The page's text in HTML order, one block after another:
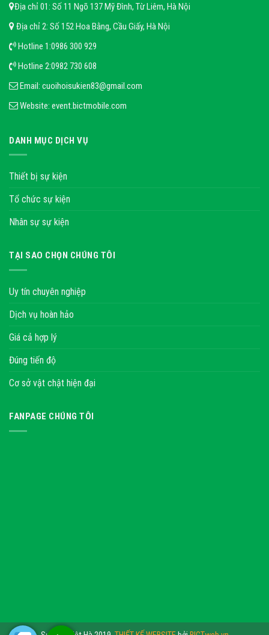
Địa chỉ 01: Số 11 Ngõ 137 Mỹ Đình, Từ Liêm, Hà Nội
Địa chỉ 2: Số 152 Hoa Bằng, Cầu Giấy, Hà Nội
Hotline 1:0986 300 929
Hotline 2:0982 730 608
Email: cuoihoisukien83@gmail.com
Website: event.bictmobile.com
DANH MỤC DỊCH VỤ
Thiết bị sự kiện
Tổ chức sự kiện
Nhân sự sự kiện
TẠI SAO CHỌN CHÚNG TÔI
Uy tín chuyên nghiệp
Dịch vụ hoàn hảo
Giá cả hợp lý
Đúng tiến độ
Cơ sở vật chật hiện đại
FANPAGE CHÚNG TÔI